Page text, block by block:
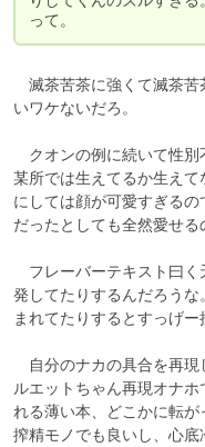
って。
滅茶苦茶に強くて滅茶苦
いワケないだろ。
クオンの例に続いて性別
某所では生えてるか生え
にしては顔が可愛すぎる
だったとしても全然愛せ
フレーバーテキスト曰く
発してたりするんだろう
まれてたりするとすっげー
自分のナカの具合を再現
ルエットちゃん再現オナ
れる薄い本、どこかに転
搾精モノでも良いし、心